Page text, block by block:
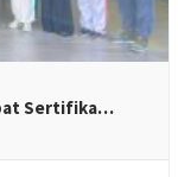
Sertifika…